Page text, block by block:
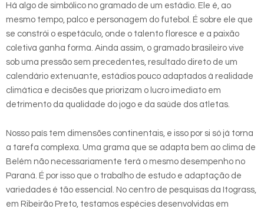
Há algo de simbólico no gramado de um estádio. Ele é, ao
mesmo tempo, palco e personagem do futebol. É sobre ele que
se constrói o espetáculo, onde o talento floresce e a paixão
coletiva ganha forma. Ainda assim, o gramado brasileiro vive
sob uma pressão sem precedentes, resultado direto de um
calendário extenuante, estádios pouco adaptados à realidade
climática e decisões que priorizam o lucro imediato em
detrimento da qualidade do jogo e da saúde dos atletas.
Nosso país tem dimensões continentais, e isso por si só já torna
a tarefa complexa. Uma grama que se adapta bem ao clima de
Belém não necessariamente terá o mesmo desempenho no
Paraná. É por isso que o trabalho de estudo e adaptação de
variedades é tão essencial. No centro de pesquisas da Itograss,
em Ribeirão Preto, testamos espécies desenvolvidas em